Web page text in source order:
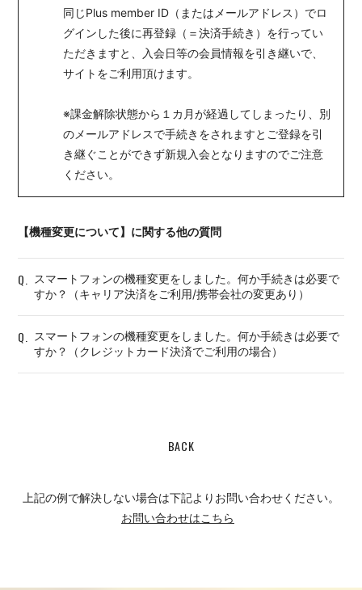
同じPlus member ID（またはメールアドレス）でロ
グインした後に再登録（＝決済手続き）を行ってい
ただきますと、入会日等の会員情報を引き継いで、
サイトをご利用頂けます。
※課金解除状態から１カ月が経過してしまったり、別
のメールアドレスで手続きをされますとご登録を引
き継ぐことができず新規入会となりますのでご注意
ください。
【機種変更について】に関する他の質問
Q.
スマートフォンの機種変更をしました。何か手続きは必要で
すか？（キャリア決済をご利用/携帯会社の変更あり）
Q.
スマートフォンの機種変更をしました。何か手続きは必要で
すか？（クレジットカード決済でご利用の場合）
BACK
上記の例で解決しない場合は下記よりお問い合わせください。
お問い合わせはこちら